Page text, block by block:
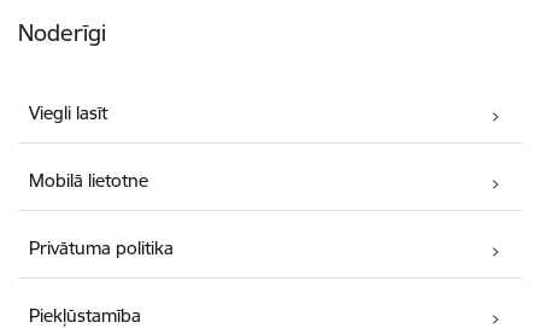
Noderīgi
Viegli lasīt
Mobilā lietotne
Privātuma politika
Piekļūstamība